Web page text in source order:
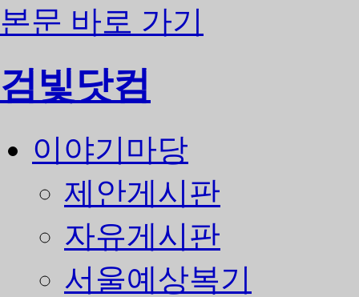
본문 바로 가기
검빛닷컴
이야기마당
제안게시판
자유게시판
서울예상복기